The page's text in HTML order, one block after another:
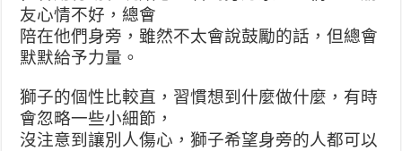
友心情不好，總會
陪在他們身旁，雖然不太會說鼓勵的話，但總會
默默給予力量。
獅子的個性比較直，習慣想到什麼做什麼，有時
會忽略一些小細節，
沒注意到讓別人傷心，獅子希望身旁的人都可以